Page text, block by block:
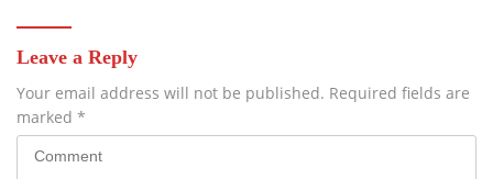
Leave a Reply
Your email address will not be published. Required fields are
marked *